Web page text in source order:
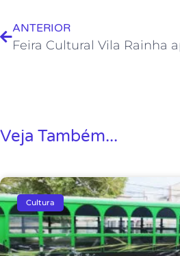
ANTERIOR
Veja Também...
Cultura